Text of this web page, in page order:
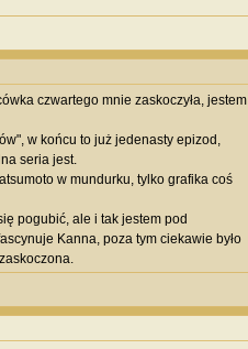
czwartego mnie zaskoczyła, jestem
w końcu to już jedenasty epizod,
seria jest.
w mundurku, tylko grafika coś
pogubić, ale i tak jestem pod
Kanna, poza tym ciekawie było